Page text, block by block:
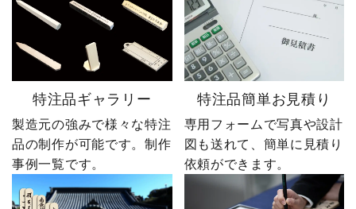
特注品ギャラリー
製造元の強みで様々な特注
品の制作が可能です。制作
事例一覧です。
特注品簡単お見積り
専用フォームで写真や設計
図も送れて、簡単に見積り
依頼ができます。